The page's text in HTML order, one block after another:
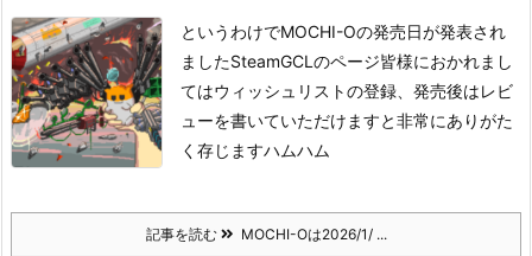
というわけでMOCHI-Oの発売日が発表され
ましたSteamGCLのページ皆様におかれまし
てはウィッシュリストの登録、発売後はレビ
ューを書いていただけますと非常にありがた
く存じますハムハム
記事を読む MOCHI-Oは2026/1/ ...